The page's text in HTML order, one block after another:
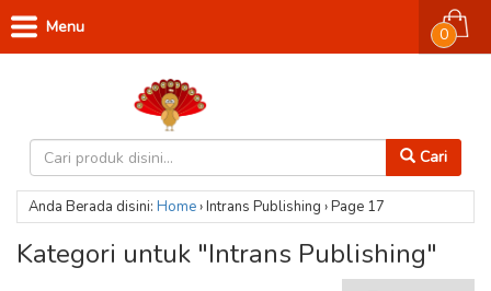
Cari
0
Menu
Anda Berada disini: Home›Intrans Publishing ›Page 17
Kategori untuk "Intrans Publishing"